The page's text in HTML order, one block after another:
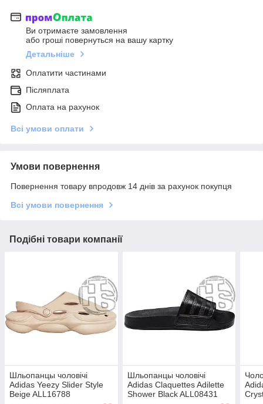
Ви отримаєте замовлення
або гроші повернуться на вашу картку
Детальніше
Оплатити частинами
Післяплата
Оплата на рахунок
Всі умови оплати
Умови повернення
Повернення товару впродовж 14 днів за рахунок покупця
Всі умови повернення
Подібні товари компанії
Шльопанцы чоловічі
Adidas Yeezy Slider Style
Beige ALL16788
Шльопанцы чоловічі
Adidas Claquettes Adilette
Shower Black ALL08431